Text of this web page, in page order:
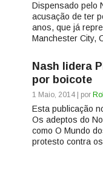
Dispensado pelo
acusação de ter
anos, que já
Manchester City,
Nash lidera
por boicote
1 Maio, 2014 | por
Esta publicação
Os adeptos do
como O Mundo
protesto contra